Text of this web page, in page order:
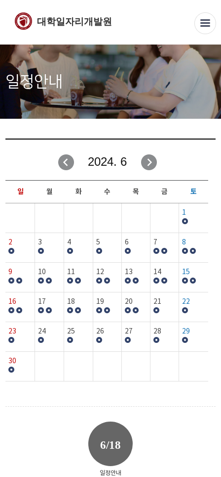
대학일자리개발원
일정안내
2024. 6
일 월 화 수 목 금 토
1
2 3 4 5 6 7 8
9 10 11 12 13 14 15
16 17 18 19 20 21 22
23 24 25 26 27 28 29
30
6/18
일정안내